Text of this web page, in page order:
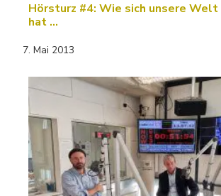
Hörsturz #4: Wie sich unsere
hat ...
7. Mai 2013